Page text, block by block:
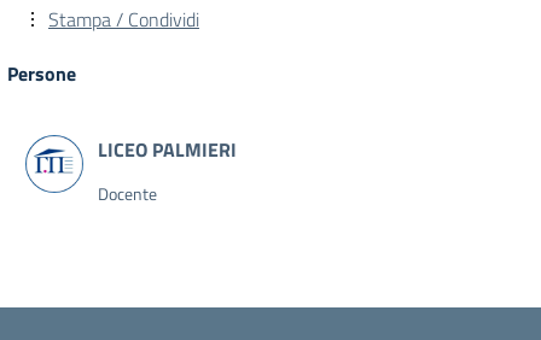
Stampa / Condividi
Persone
Docente